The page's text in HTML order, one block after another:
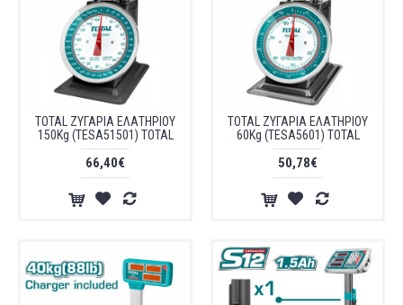
TOTAL ΖΥΓΑΡΙΑ ΕΛΑΤΗΡΙΟΥ
150Kg (TESA51501) TOTAL
66,40€
TOTAL ΖΥΓΑΡΙΑ ΕΛΑΤΗΡΙΟΥ
60Kg (TESA5601) TOTAL
50,78€